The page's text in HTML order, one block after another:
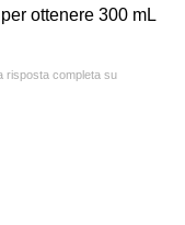
ottenere 300 mL
risposta completa su